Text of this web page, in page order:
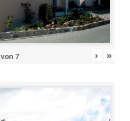
von 7 › »